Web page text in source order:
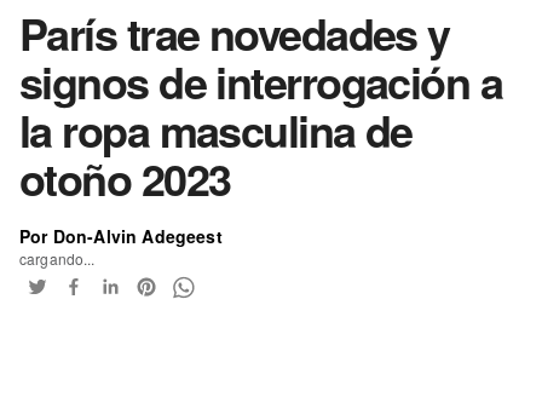
París trae novedades y
signos de interrogación a
la ropa masculina de
otoño 2023
Por Don-Alvin Adegeest
cargando...